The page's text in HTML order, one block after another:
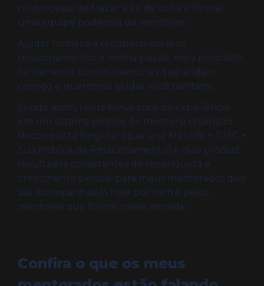
no processo de trazer a ex de volta e formei
uma equipe poderosa de mentores.
Ajudar homens a recuperarem seus
relacionamentos é minha paixão, meu propósito,
juntamente com os mentores que andam
comigo e queremos ajudar você também.
Sendo assim, reuni meus anos de experiência
em um sistema simples de mentoria chamado
Reconquista Singular (que une Método + DISC +
Sua História de Relacionamento) e que produz
resultados consistentes de reconquista e
crescimento pessoal para meus mentorados que
são acompanhados hoje por mim e pelos
mentores que formei nessa jornada.
Confira o que os meus